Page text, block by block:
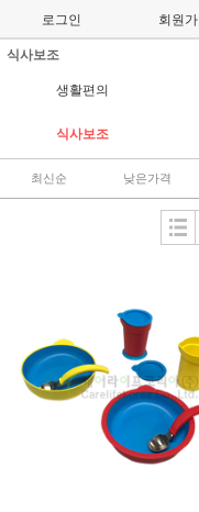
로그인 회원가
식사보조
생활편의
식사보조
최신순 낮은가격